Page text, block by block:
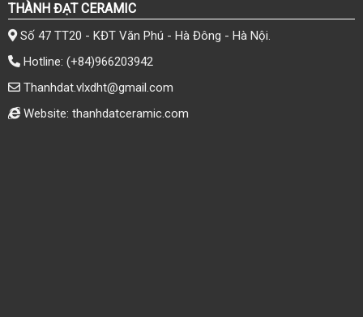
THÀNH ĐẠT CERAMIC
Số 47 TT20 - KĐT Văn Phú - Hà Đông - Hà Nội.
Hotline: (+84)966203942
Thanhdat.vlxdht@gmail.com
Website: thanhdatceramic.com